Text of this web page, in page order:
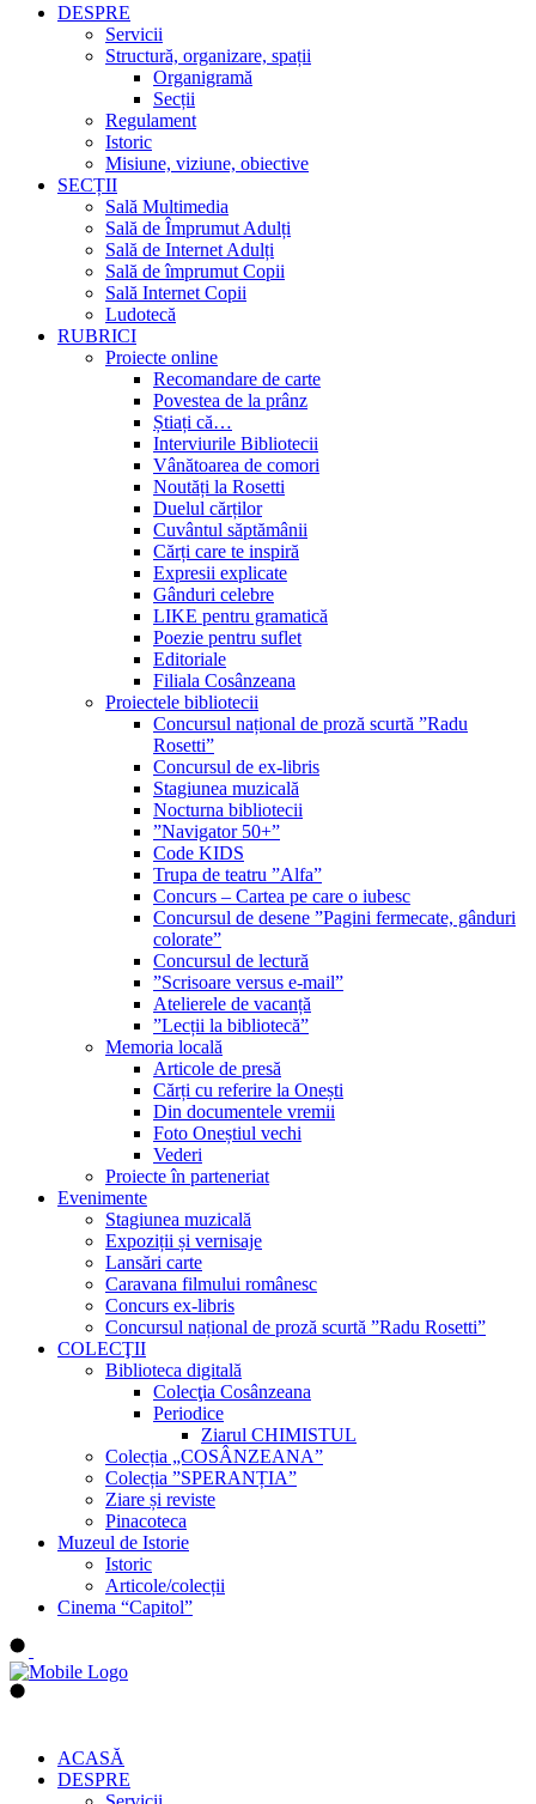
DESPRE
Servicii
Structură, organizare, spații
Organigramă
Secții
Regulament
Istoric
Misiune, viziune, obiective
SECȚII
Sală Multimedia
Sală de Împrumut Adulți
Sală de Internet Adulți
Sală de împrumut Copii
Sală Internet Copii
Ludotecă
RUBRICI
Proiecte online
Recomandare de carte
Povestea de la prânz
Știați că…
Interviurile Bibliotecii
Vânătoarea de comori
Noutăți la Rosetti
Duelul cărților
Cuvântul săptămânii
Cărți care te inspiră
Expresii explicate
Gânduri celebre
LIKE pentru gramatică
Poezie pentru suflet
Editoriale
Filiala Cosânzeana
Proiectele bibliotecii
Concursul național de proză scurtă ”Radu
Rosetti”
Concursul de ex-libris
Stagiunea muzicală
Nocturna bibliotecii
”Navigator 50+”
Code KIDS
Trupa de teatru ”Alfa”
Concurs – Cartea pe care o iubesc
Concursul de desene ”Pagini fermecate, gânduri
colorate”
Concursul de lectură
”Scrisoare versus e-mail”
Atelierele de vacanță
”Lecții la bibliotecă”
Memoria locală
Articole de presă
Cărți cu referire la Onești
Din documentele vremii
Foto Oneștiul vechi
Vederi
Proiecte în parteneriat
Evenimente
Stagiunea muzicală
Expoziții și vernisaje
Lansări carte
Caravana filmului românesc
Concurs ex-libris
Concursul național de proză scurtă ”Radu Rosetti”
COLECŢII
Biblioteca digitală
Colecţia Cosânzeana
Periodice
Ziarul CHIMISTUL
Colecția „COSÂNZEANA”
Colecția ”SPERANȚIA”
Ziare și reviste
Pinacoteca
Muzeul de Istorie
Istoric
Articole/colecții
Cinema “Capitol”
ACASĂ
DESPRE